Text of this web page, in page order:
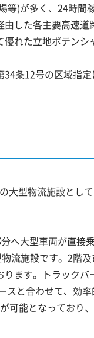
等)が多く、24時間
した各主要高速
れた立地ポテンシ
条12号の区域指
大型物流施設とし
へ大型車両が直接
流施設です。2階
ます。トラック
と合わせて、効
可能となっており